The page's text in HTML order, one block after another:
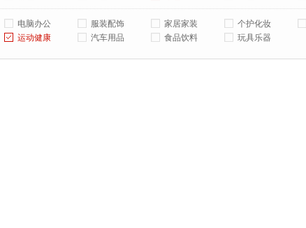
电脑办公 服装配饰 家居家装 个护化妆
运动健康 汽车用品 食品饮料 玩具乐器